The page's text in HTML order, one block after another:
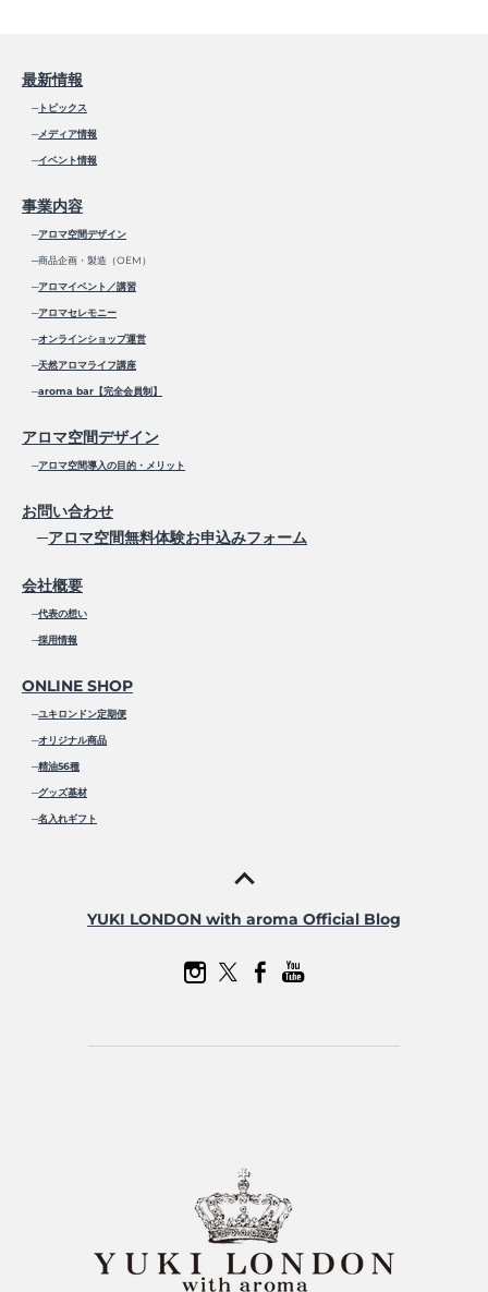
最新情報
─トピックス
─メディア情報
─イベント情報
事業内容
─アロマ空間デザイン
─商品企画・製造（OEM）
─アロマイベント／講習
─アロマセレモニー
─オンラインショップ運営
─天然アロマライフ講座
─aroma bar【完全会員制】
アロマ空間デザイン
─アロマ空間導入の目的・メリット
お問い合わせ
─アロマ空間無料体験お申込みフォーム
会社概要
─代表の想い
─採用情報
ONLINE SHOP
─ユキロンドン定期便
─オリジナル商品
─精油56種
─グッズ基材
─名入れギフト
YUKI LONDON with aroma Official Blog